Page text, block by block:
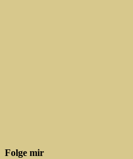
Folge mir